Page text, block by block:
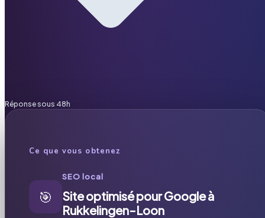
Réponse sous 48h
Ce que vous obtenez
🎯
SEO local
Site optimisé pour Google à
Rukkelingen-Loon